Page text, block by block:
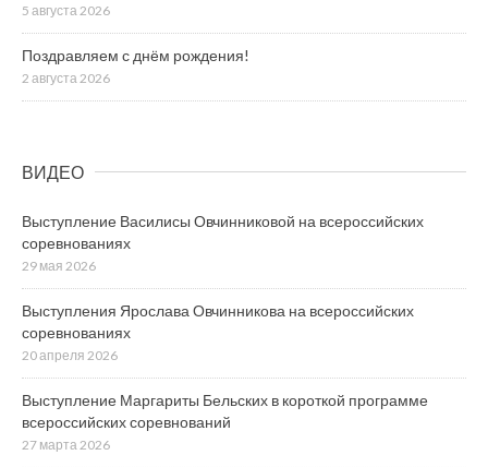
5 августа 2026
Поздравляем с днём рождения!
2 августа 2026
ВИДЕО
Выступление Василисы Овчинниковой на всероссийских
соревнованиях
29 мая 2026
Выступления Ярослава Овчинникова на всероссийских
соревнованиях
20 апреля 2026
Выступление Маргариты Бельских в короткой программе
всероссийских соревнований
27 марта 2026